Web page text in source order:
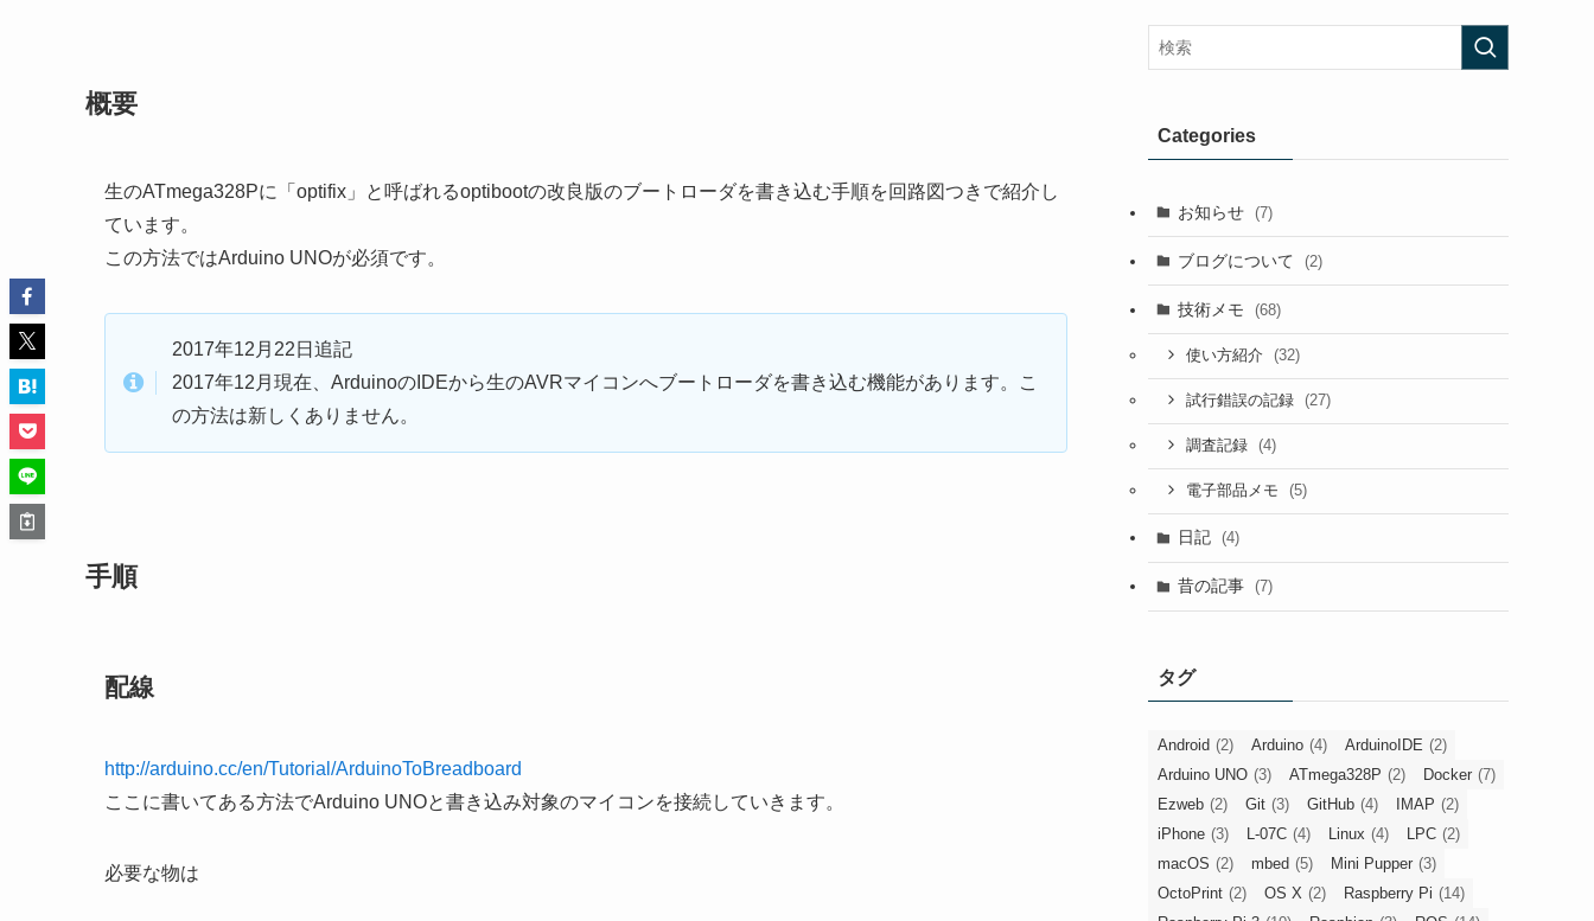
概要
生のATmega328Pに「optifix」と呼ばれるoptibootの改良版のブートローダを書き込む手順を回路図つきで紹介し
ています。
この方法ではArduino UNOが必須です。
2017年12月22日追記
2017年12月現在、ArduinoのIDEから生のAVRマイコンへブートローダを書き込む機能があります。こ
の方法は新しくありません。
手順
配線
http://arduino.cc/en/Tutorial/ArduinoToBreadboard
ここに書いてある方法でArduino UNOと書き込み対象のマイコンを接続していきます。
必要な物は
Categories
お知らせ (7)
ブログについて (2)
技術メモ (68)
使い方紹介 (32)
試行錯誤の記録 (27)
調査記録 (4)
電子部品メモ (5)
日記 (4)
昔の記事 (7)
タグ
Android (2) Arduino (4) ArduinoIDE (2)
Arduino UNO (3) ATmega328P (2) Docker (7)
Ezweb (2) Git (3) GitHub (4) IMAP (2)
iPhone (3) L-07C (4) Linux (4) LPC (2)
macOS (2) mbed (5) Mini Pupper (3)
OctoPrint (2) OS X (2) Raspberry Pi (14)